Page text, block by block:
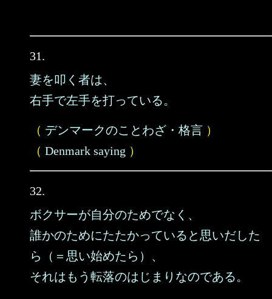
31.
妻を叩く者は、
右手で左手を打っている。
（ デンマークのことわざ・格言 ）
（ Denmark saying ）
32.
ボクサーが自分のためでなく、
誰かのためにたたかっていると思いだした
ら（＝思い始めたら）、
それはもう転落のはじまりなのである。